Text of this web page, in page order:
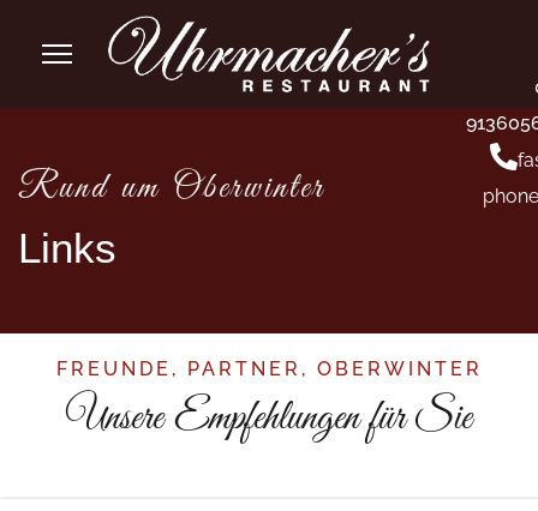
Rund um Oberwinter
Links
FREUNDE, PARTNER, OBERWINTER
Unsere Empfehlungen für Sie